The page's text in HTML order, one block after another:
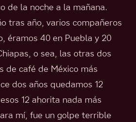
de la noche a la mañana.
tras año, varios compañeros
éramos 40 en Puebla y 20
o sea, las otras dos
de café de México más
dos años quedamos 12
12 ahorita nada más
mí, fue un golpe terrible